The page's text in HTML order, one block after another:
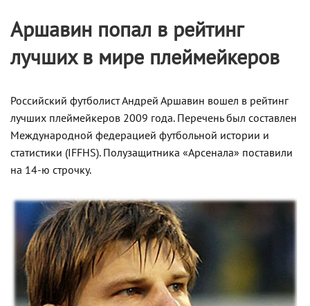
Аршавин попал в рейтинг
лучших в мире плеймейкеров
Российский футболист Андрей Аршавин вошел в рейтинг
лучших плеймейкеров 2009 года. Перечень был составлен
Международной федерацией футбольной истории и
статистики (IFFHS). Полузащитника «Арсенала» поставили
на 14-ю строчку.